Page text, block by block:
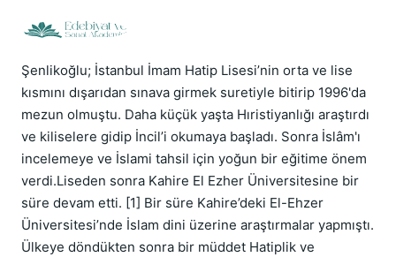
Şenlikoğlu; İstanbul İmam Hatip Lisesi’nin orta ve lise
kısmını dışarıdan sınava girmek suretiyle bitirip 1996'da
mezun olmuştu. Daha küçük yaşta Hıristiyanlığı araştırdı
ve kiliselere gidip İncil’i okumaya başladı. Sonra İslâm'ı
incelemeye ve İslami tahsil için yoğun bir eğitime önem
verdi.Liseden sonra Kahire El Ezher Üniversitesine bir
süre devam etti. [1] Bir süre Kahire’deki El-Ehzer
Üniversitesi’nde İslam dini üzerine araştırmalar yapmıştı.
Ülkeye döndükten sonra bir müddet Hatiplik ve